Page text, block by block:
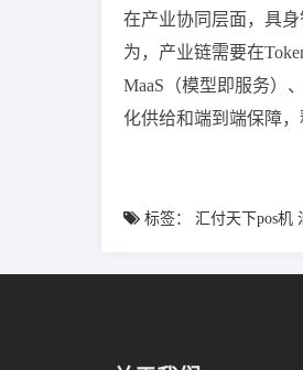
在产业协同层面，具
为，产业链需要在
MaaS（模型即服务）
化供给和端到端保障，
标签： 汇付天下pos机